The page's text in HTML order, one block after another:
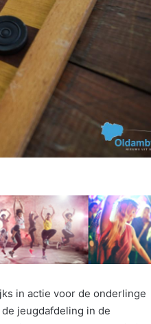
in actie voor de onderlinge
jeugdafdeling in de